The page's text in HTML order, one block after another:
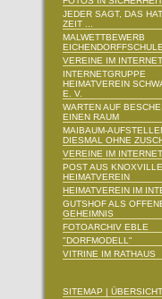
JEDER SAGT, DAS
ZEIT ...
MALWETTBEWERB
EICHENDORFFSCHULE
VEREINE IM
INTERNETGRUPPE
HEIMATVEREIN
E. V.
WARTEN AUF
EINEN RAUM
MAIBAUM-
DIESMAL OHNE
VEREINE IM INTERNET
POST AUS
HEIMATVEREIN
HEIMATVEREIN IM
GUTSHOF ALS
GEHEIMNIS
FOTOARCHIV EBLE
"DORFMODELL"
VITRINE IM RATHAUS
SITEMAP | ÜBERSICHT